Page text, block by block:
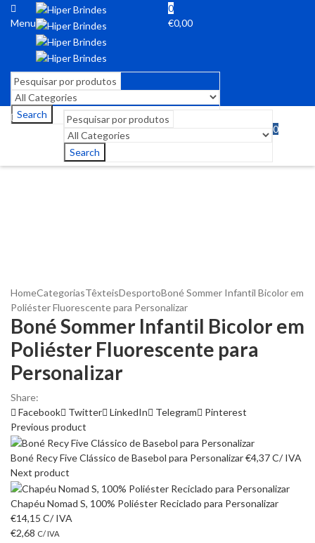
Menu
0
€0,00
Search
Search
0
HomeCategoriasTêxteisDesportoBoné Sommer Infantil Bicolor em
Poliéster Fluorescente para Personalizar
Boné Sommer Infantil Bicolor em
Poliéster Fluorescente para
Personalizar
Share:
Facebook
Twitter LinkedIn Telegram
Pinterest
Previous product
Boné Recy Five Clássico de Basebol para Personalizar€4,37C/ IVA
Next product
Chapéu Nomad S, 100% Poliéster Reciclado para Personalizar
€14,15 C/ IVA
€2,68 C/ IVA